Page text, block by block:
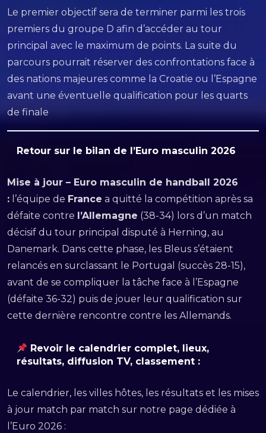
Le premier objectif sera de terminer parmi les trois
premiers du groupe D afin d’accéder au tour
principal avec le maximum de points. La suite du
parcours pourrait réserver des confrontations face à
des nations majeures comme la Croatie ou l’Espagne
avant une éventuelle qualification pour les quarts
de finale
Retour sur le bilan de l’Euro masculin 2026
Mise à jour – Euro masculin de handball 2026
: l’équipe de France a quitté la compétition après sa
défaite contre l’Allemagne (38-34) lors d’un match
décisif du tour principal disputé à Herning, au
Danemark. Dans cette phase, les Bleus s’étaient
relancés en surclassant le Portugal (succès 28-15),
avant de se compliquer la tâche face à l’Espagne
(défaite 36-32) puis de jouer leur qualification sur
cette dernière rencontre contre les Allemands.
Revoir le calendrier complet, lieux,
résultats, diffusion TV, classement :
Le calendrier, les villes hôtes, les résultats et les mises
à jour match par match sur notre page dédiée à
l’Euro 2026 :